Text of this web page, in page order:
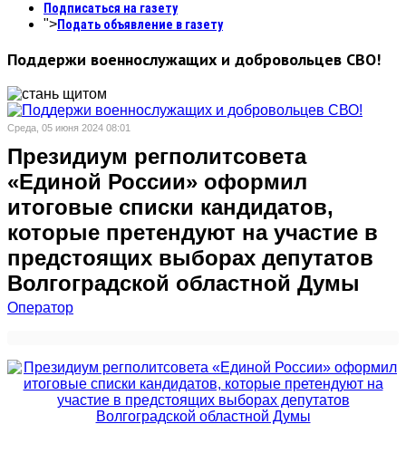
Подписаться на газету
">Подать объявление в газету
Поддержи военнослужащих и добровольцев СВО!
Среда, 05 июня 2024 08:01
Президиум регполитсовета
«Единой России» оформил
итоговые списки кандидатов,
которые претендуют на участие в
предстоящих выборах депутатов
Волгоградской областной Думы
Оператор